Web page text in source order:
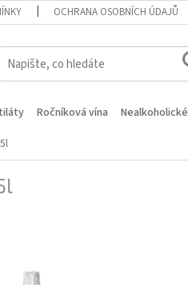
OCHRANA OSOBNÍCH ÚDAJŮ
Ročníková vína Nealkoholické